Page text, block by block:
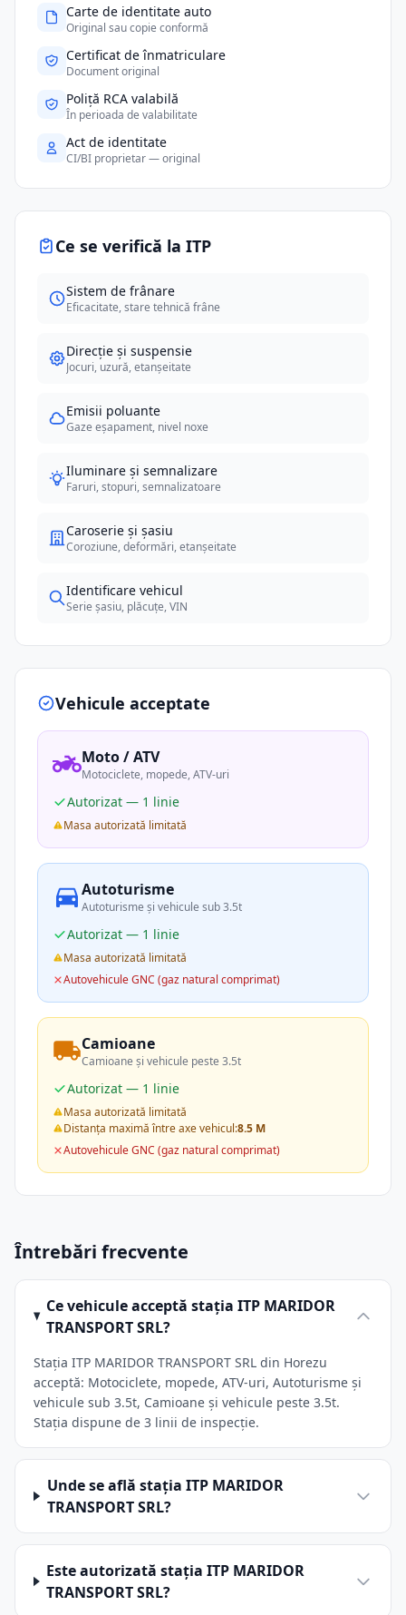
Carte de identitate auto
Original sau copie conformă
Certificat de înmatriculare
Document original
Poliță RCA valabilă
În perioada de valabilitate
Act de identitate
CI/BI proprietar — original
Ce se verifică la ITP
Sistem de frânare
Eficacitate, stare tehnică frâne
Direcție și suspensie
Jocuri, uzură, etanșeitate
Emisii poluante
Gaze eșapament, nivel noxe
Iluminare și semnalizare
Faruri, stopuri, semnalizatoare
Caroserie și șasiu
Coroziune, deformări, etanșeitate
Identificare vehicul
Serie șasiu, plăcuțe, VIN
Vehicule acceptate
Moto / ATV
Motociclete, mopede, ATV-uri
Autorizat — 1 linie
Masa autorizată limitată
Autoturisme
Autoturisme și vehicule sub 3.5t
Autorizat — 1 linie
Masa autorizată limitată
Autovehicule GNC (gaz natural comprimat)
Camioane
Camioane și vehicule peste 3.5t
Autorizat — 1 linie
Masa autorizată limitată
Distanța maximă între axe vehicul:8.5 M
Autovehicule GNC (gaz natural comprimat)
Întrebări frecvente
Ce vehicule acceptă stația ITP MARIDOR
TRANSPORT SRL?
Stația ITP MARIDOR TRANSPORT SRL din Horezu
acceptă: Motociclete, mopede, ATV-uri, Autoturisme și
vehicule sub 3.5t, Camioane și vehicule peste 3.5t.
Stația dispune de 3 linii de inspecție.
Unde se află stația ITP MARIDOR
TRANSPORT SRL?
Este autorizată stația ITP MARIDOR
TRANSPORT SRL?